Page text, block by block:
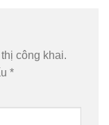
công khai.
*